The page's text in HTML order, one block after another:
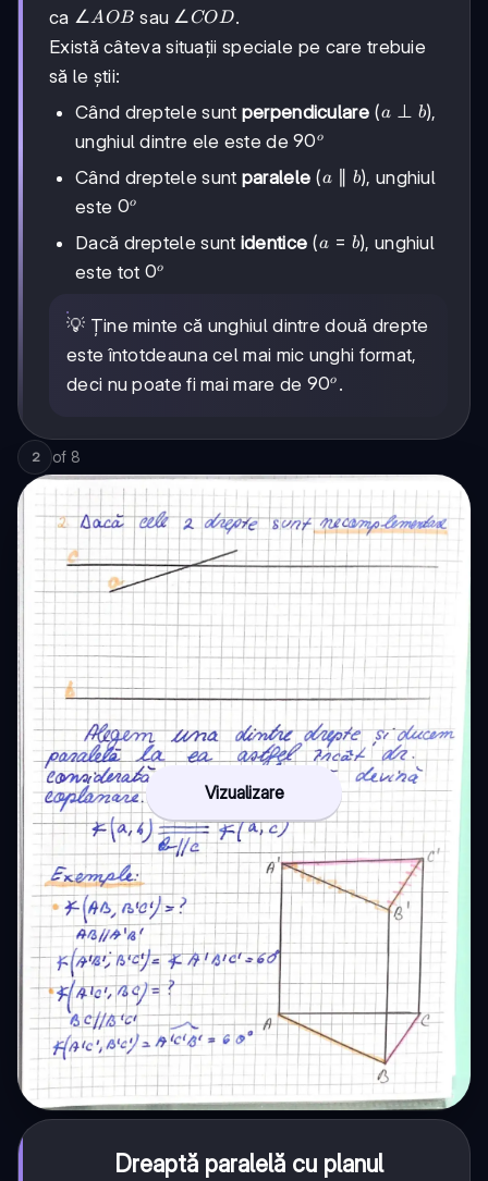
ca \angle
AOB
∠AOB sau \angle
COD
∠COD.
Există câteva situații speciale pe care trebuie
să le știi:
Când dreptele sunt perpendiculare(a
a ⊥ b),
unghiul dintre ele este de90^o
90o
Când dreptele sunt paralele (a
a b), unghiul
este 0^o
0o
Dacă dreptele sunt identice (a
a = b), unghiul
este tot 0^o
0o
💡 Ține minte că unghiul dintre două drepte
este întotdeauna cel mai mic unghi format,
deci nu poate fi mai mare de 90^o
90o .
2 of 8
Vizualizare
Dreaptă paralelă cu planul